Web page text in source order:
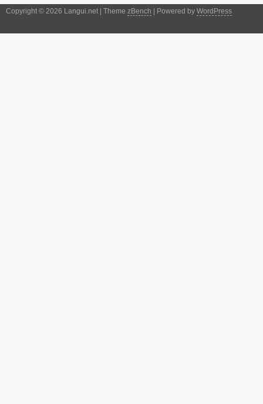
Copyright © 2026 Langui.net | Theme zBench | Powered by WordPress